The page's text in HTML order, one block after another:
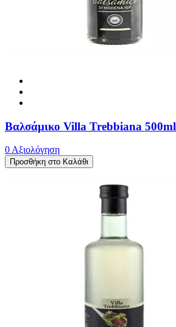
Βαλσάμικο Villa Trebbiana 500ml
0 Αξιολόγηση
Προσθήκη στο Καλάθι